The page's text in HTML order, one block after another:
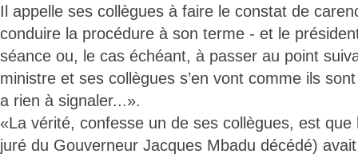
Il appelle ses collègues à faire le constat de
conduire la procédure à son terme - et le
séance ou, le cas échéant, à passer au point
ministre et ses collègues s’en vont comme ils
a rien à signaler...».
«La vérité, confesse un de ses collègues, est que
juré du Gouverneur Jacques Mbadu décédé)